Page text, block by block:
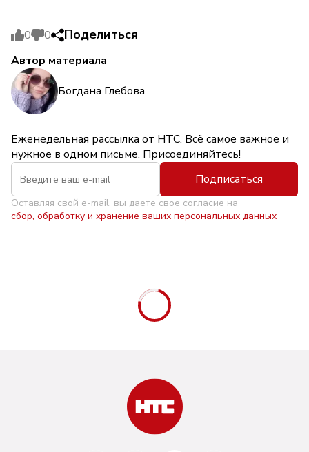
0 0 Поделиться
Автор материала
Богдана Глебова
Еженедельная рассылка от НТС. Всё самое важное и
нужное в одном письме. Присоединяйтесь!
Подписаться
Оставляя свой e-mail, вы даете свое согласие на
сбор, обработку и хранение ваших персональных данных